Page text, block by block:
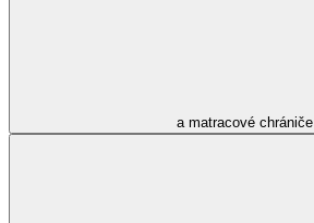
a matracové chrániče